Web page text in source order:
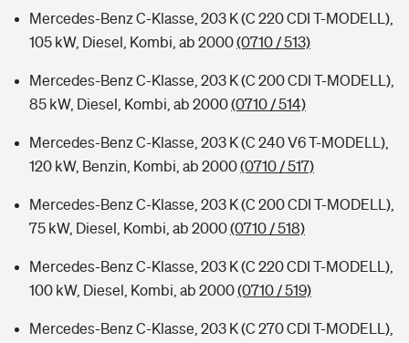
Mercedes-Benz C-Klasse, 203 K (C 220 CDI T-MODELL),
105 kW, Diesel, Kombi, ab 2000(0710 / 513)
Mercedes-Benz C-Klasse, 203 K (C 200 CDI T-MODELL),
85 kW, Diesel, Kombi, ab 2000(0710 / 514)
Mercedes-Benz C-Klasse, 203 K (C 240 V6 T-MODELL),
120 kW, Benzin, Kombi, ab 2000(0710 / 517)
Mercedes-Benz C-Klasse, 203 K (C 200 CDI T-MODELL),
75 kW, Diesel, Kombi, ab 2000(0710 / 518)
Mercedes-Benz C-Klasse, 203 K (C 220 CDI T-MODELL),
100 kW, Diesel, Kombi, ab 2000(0710 / 519)
Mercedes-Benz C-Klasse, 203 K (C 270 CDI T-MODELL),